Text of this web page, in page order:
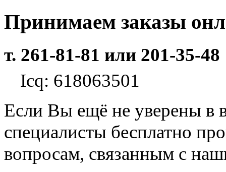
Принимаем заказы
т. 261-81-81 или 201-35-48
Icq: 618063501
Если Вы ещё не уверены в
специалисты бесплатно
вопросам, связанным с